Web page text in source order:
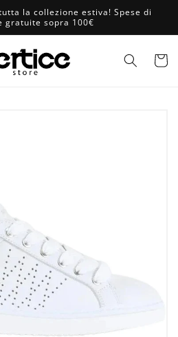
la collezione estiva! Spese di
gratuite sopra 100€
Carrello